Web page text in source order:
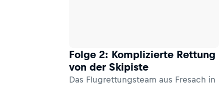
Folge 2: Komplizierte Rettung
von der Skipiste
Das Flugrettungsteam aus Fresach in